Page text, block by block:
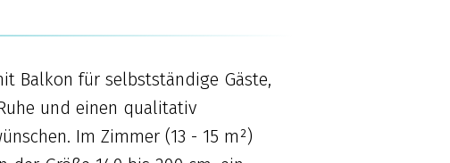
Balkon für selbstständige Gäste,
und einen qualitativ
Im Zimmer (13 - 15 m²)